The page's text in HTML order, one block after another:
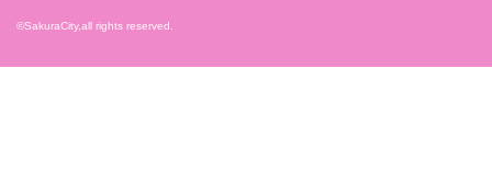
©SakuraCity,all rights reserved.